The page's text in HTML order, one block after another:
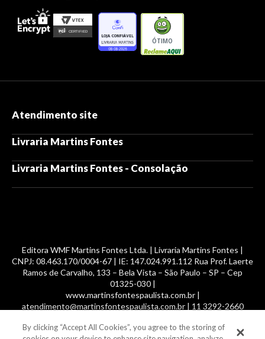
ÓTIMO
Atendimento site
Livraria Martins Fontes
Livraria Martins Fontes - Consolação
Editora WMF Martins Fontes Ltda. | Livraria Martins Fontes |
CNPJ: 08.463.170/0004-67 | IE: 147.024.991.112 Rua Prof. Laerte
Ramos de Carvalho, 133 – Bela Vista – São Paulo – SP – Cep
01325-030 |
www.martinsfontespaulista.com.br |
atendimento@martinsfontespaulista.com.br | 11 3292-2660
© 2014 -2026, MartinsFontes livros nacionais e importados,
By clicking “Accept All Cookies”, you agree to the storing of